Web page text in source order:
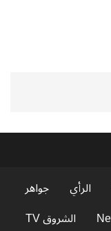
الرأي
جواهر
الشروق TV